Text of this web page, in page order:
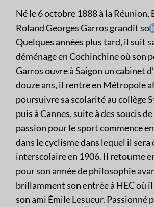
Né le 6 octobre 1888 à la Réunion,
Roland Georges Garros grandit
Quelques années plus tard, il suit
déménage en Cochinchine où son
Garros ouvre à Saigon un cabinet
douze ans, il rentre en Métropole
poursuivre sa scolarité au collège
puis à Cannes, suite à des soucis
passion pour le sport commence
dans le cyclisme dans lequel il sera
interscolaire en 1906. Il retourne
pour son année de philosophie
brillamment son entrée à HEC où
son ami Émile Lesueur. Passionné